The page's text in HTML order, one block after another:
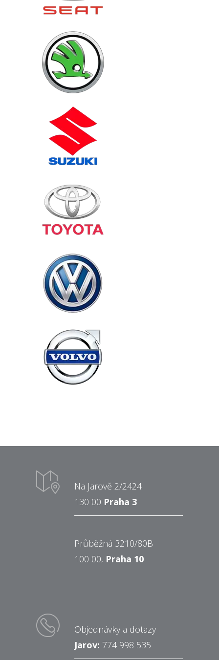
Na Jarově 2/2424
130 00 Praha 3
Průběžná 3210/80B
100 00, Praha 10
Objednávky a dotazy
Jarov: 774 998 535